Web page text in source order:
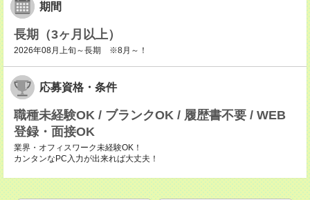
期間
長期（3ヶ月以上）
2026年08月上旬～長期 ※8月～！
応募資格・条件
職種未経験OK / ブランクOK / 履歴書不要 / WEB
登録・面接OK
業界・オフィスワーク未経験OK！
カンタンなPC入力が出来れば大丈夫！